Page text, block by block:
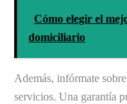
Cómo elegir el
domiciliario
Además, infórmate
servicios. Una garantía